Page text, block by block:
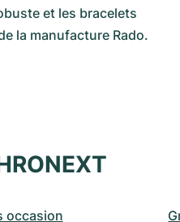
et les bracelets
la manufacture Rado.
occasion